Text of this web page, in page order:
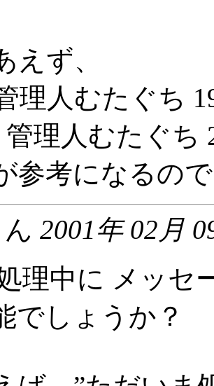
えず、
理人むたぐち
管理人むたぐち
参考になるの
2001年 02月
理中に メッセ
でしょうか？